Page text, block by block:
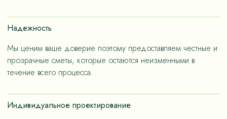
счет дизайнерских решений, ориентированных на
«медленную моду».
Надежность
Мы ценим ваше доверие поэтому предоставляем честные и
прозрачные сметы, которые остаются неизменными в
течение всего процесса.
Индивидуальное проектирование